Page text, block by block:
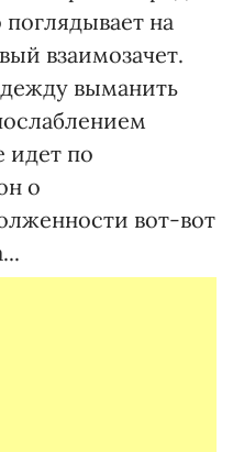
на
взаимозачет.
выманить
идет по
о
вот-вот